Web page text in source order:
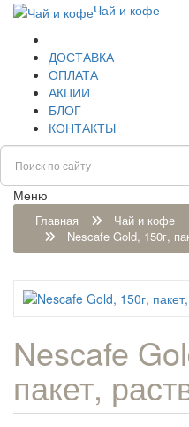
Чай и кофе
ДОСТАВКА
ОПЛАТА
АКЦИИ
БЛОГ
КОНТАКТЫ
Меню
Главная
Чай и кофе
Nescafe Gold, 150г,
Nescafe
пакет,